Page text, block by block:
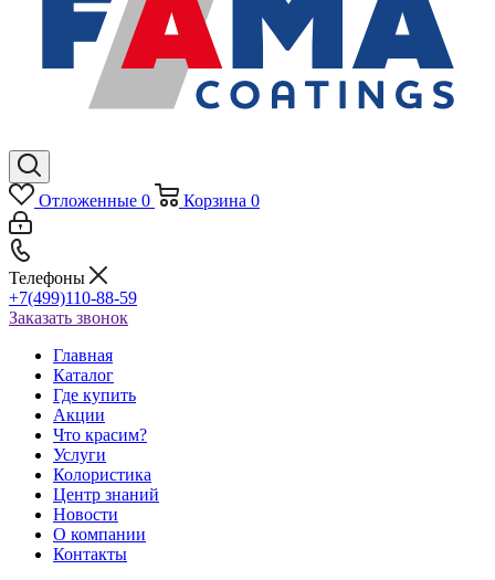
Отложенные 0 Корзина 0
Телефоны
+7(499)110-88-59
Заказать звонок
Главная
Каталог
Где купить
Акции
Что красим?
Услуги
Колористика
Центр знаний
Новости
О компании
Контакты